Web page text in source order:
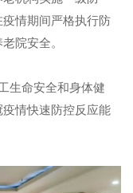
情期间严格执行防
院安全。
生命安全和身体健
情快速防控反应能